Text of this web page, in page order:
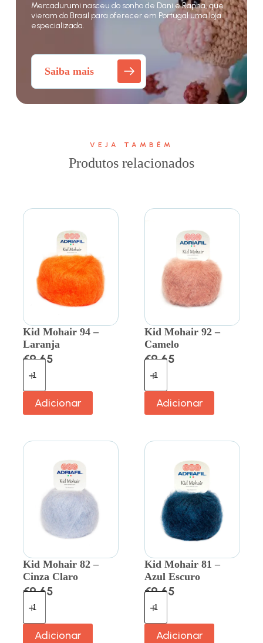
Mercadurumi nasceu do sonho de Dani e Rapha, que
vieram do Brasil para oferecer em Portugal uma loja
especializada.
Saiba mais
VEJA TAMBÉM
Produtos relacionados
Kid Mohair 94 –
Laranja
€9.65
Adicionar
Kid Mohair 92 –
Camelo
€9.65
Adicionar
Kid Mohair 82 –
Cinza Claro
€9.65
Adicionar
Kid Mohair 81 –
Azul Escuro
€9.65
Adicionar